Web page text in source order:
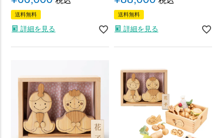
送料無料
詳細を見る
送料無料
詳細を見る